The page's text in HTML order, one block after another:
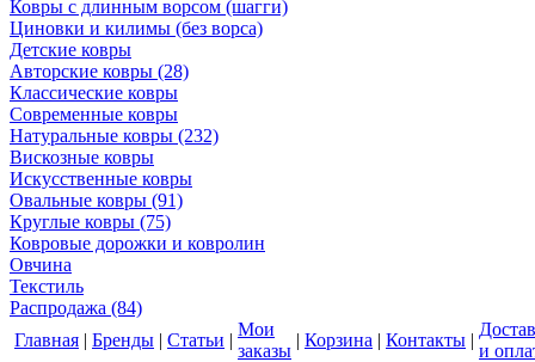
Ковры с длинным ворсом (шагги)
Циновки и килимы (без ворса)
Детские ковры
Авторские ковры (28)
Классические ковры
Современные ковры
Натуральные ковры (232)
Вискозные ковры
Искусственные ковры
Овальные ковры (91)
Круглые ковры (75)
Ковровые дорожки и ковролин
Овчина
Текстиль
Распродажа (84)
Главная | Бренды | Статьи |
Мои
заказы
| Корзина | Контакты |
и